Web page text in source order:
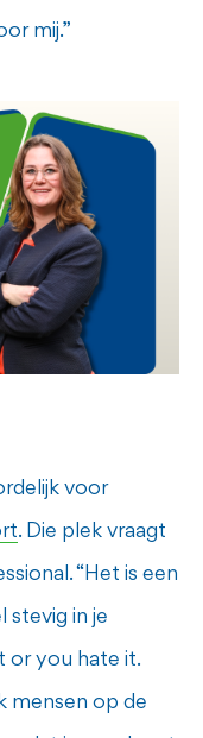
mij.”
voor
. Die plek vraagt
“Het is een
stevig in je
or you hate it.
mensen op de